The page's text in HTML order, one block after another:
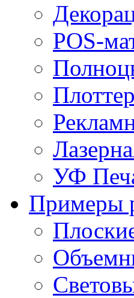
POS-
УФ
Примеры